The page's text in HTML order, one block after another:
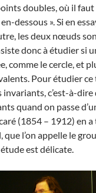
doubles, où il
dessous ». Si en
les deux nœuds
donc à étudier si
comme le cercle, et
Pour étudier ce
invariants, c’est-à-
quand on passe
(1854 – 1912) en
l’on appelle le
est délicate.